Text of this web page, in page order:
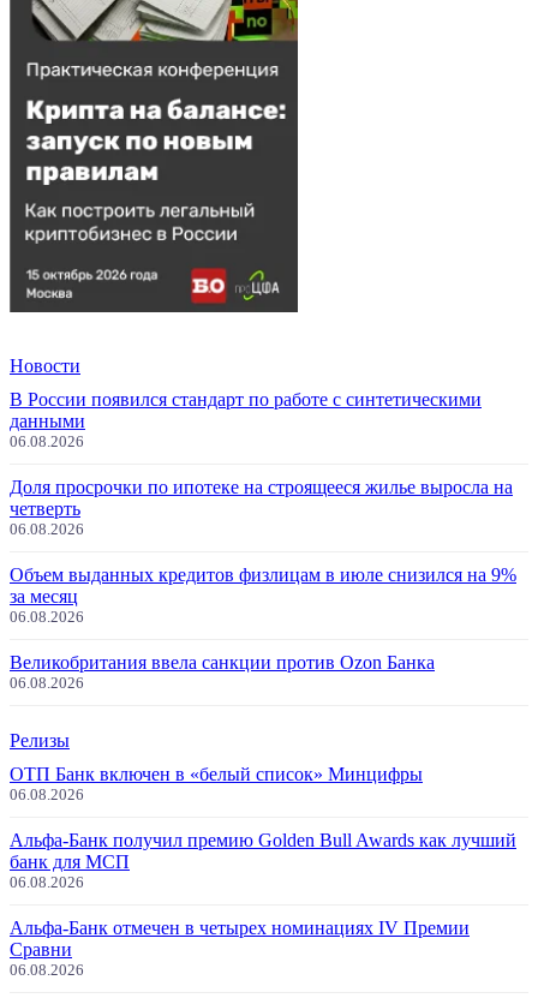
Новости
В России появился стандарт по работе с синтетическими
данными
06.08.2026
Доля просрочки по ипотеке на строящееся жилье выросла на
четверть
06.08.2026
Объем выданных кредитов физлицам в июле снизился на 9%
за месяц
06.08.2026
Великобритания ввела санкции против Ozon Банка
06.08.2026
Релизы
ОТП Банк включен в «белый список» Минцифры
06.08.2026
Альфа-Банк получил премию Golden Bull Awards как лучший
банк для МСП
06.08.2026
Альфа-Банк отмечен в четырех номинациях IV Премии
Сравни
06.08.2026